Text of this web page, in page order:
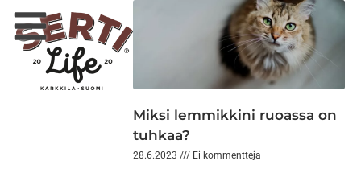
Miksi lemmikkini ruoassa on
tuhkaa?
28.6.2023 Ei kommentteja